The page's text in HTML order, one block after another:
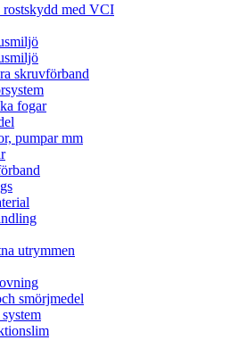
med VCI
skruvförband
fogar
pumpar mm
utrymmen
smörjmedel